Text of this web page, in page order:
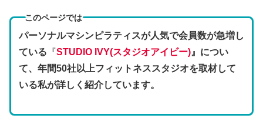
このページでは
パーソナルマシンピラティスが人気で会員数が急増し
ている 『STUDIO IVY(スタジオアイビー)』につい
て、年間50社以上フィットネススタジオを取材して
いる私が詳しく紹介しています。